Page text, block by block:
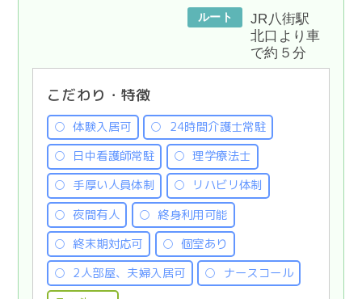
ルート
JR八街駅
北口より車
で約５分
こだわり・特徴
体験入居可
24時間介護士常駐
日中看護師常駐
理学療法士
手厚い人員体制
リハビリ体制
夜間有人
終身利用可能
終末期対応可
個室あり
2人部屋、夫婦入居可
ナースコール